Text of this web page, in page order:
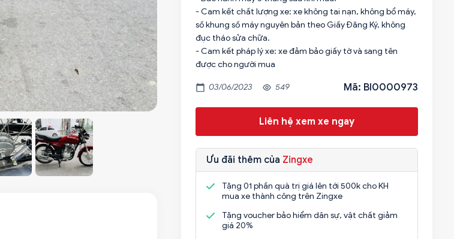
- Cam kết chất lượng xe: xe không tai nạn, không bổ máy,
số khung số máy nguyên bản theo Giấy Đăng Ký, không
đục tháo sửa chữa.
- Cam kết pháp lý xe: xe đảm bảo giấy tờ và sang tên
được cho người mua
03/06/2023 549 Mã: BI0000973
Liên hệ xem xe ngay
Ưu đãi thêm của Zingxe
Tặng 01 phần quà trị giá lên tới 500k cho KH
mua xe thành công trên Zingxe
Tặng voucher bảo hiểm dân sự, vật chất giảm
giá 20%